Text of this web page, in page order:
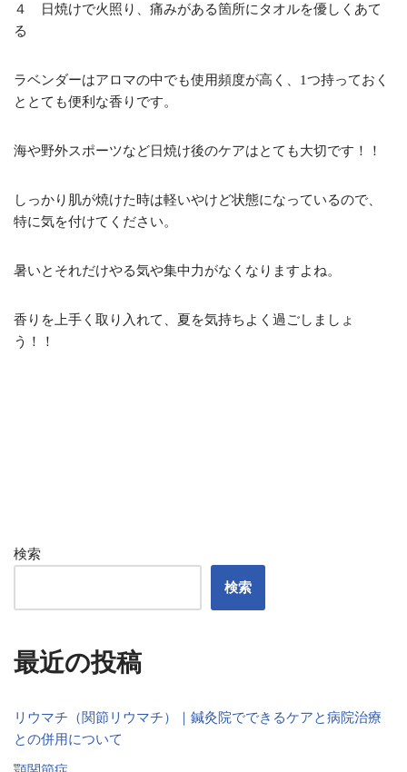
４ 日焼けで火照り、痛みがある箇所にタオルを優しくあて
る
ラベンダーはアロマの中でも使用頻度が高く、1つ持っておく
ととても便利な香りです。
海や野外スポーツなど日焼け後のケアはとても大切です！！
しっかり肌が焼けた時は軽いやけど状態になっているので、
特に気を付けてください。
暑いとそれだけやる気や集中力がなくなりますよね。
香りを上手く取り入れて、夏を気持ちよく過ごしましょ
う！！
検索
検索
最近の投稿
リウマチ（関節リウマチ）｜鍼灸院でできるケアと病院治療
との併用について